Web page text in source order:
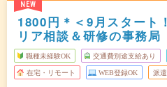
NEW
1800円＊＜9月スタート
リア相談＆研修の事務局
職種未経験OK 交通費別途支給あり
在宅・リモート WEB登録OK 派遣